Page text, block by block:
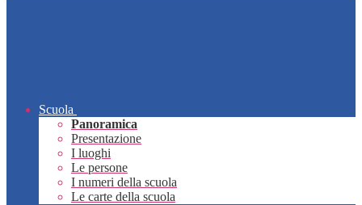
Scuola
Panoramica
Presentazione
I luoghi
Le persone
I numeri della scuola
Le carte della scuola